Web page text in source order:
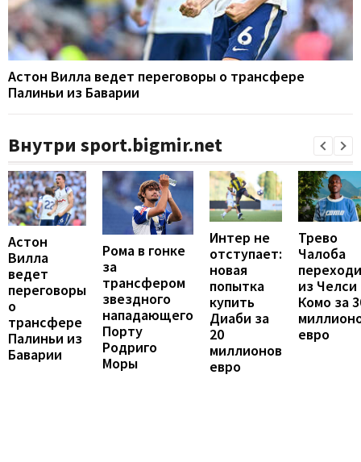
Астон Вилла ведет переговоры о трансфере
Палиньи из Баварии
Внутри sport.bigmir.net
Астон
Вилла
ведет
переговоры
о
трансфере
Палиньи из
Баварии
Рома в гонке
за
трансфером
звездного
нападающего
Порту
Родриго
Моры
Интер не
отступает:
новая
попытка
купить
Диаби за
20
миллионов
евро
Трево
Чалоба
из Челси
Комо за
евро